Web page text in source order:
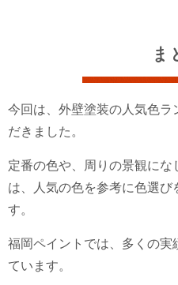
ま
今回は、外壁塗装の人気色ラ
だきました。
定番の色や、周りの景観に
は、人気の色を参考に色選
す。
福岡ペイントでは、多くの
ています。